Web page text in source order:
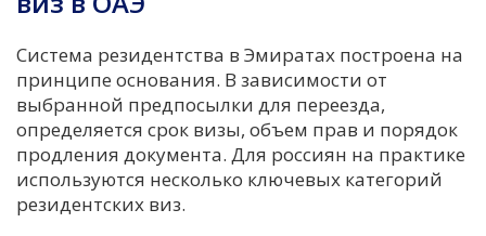
Система резидентства в Эмиратах построена на
принципе основания. В зависимости от
выбранной предпосылки для переезда,
определяется срок визы, объем прав и порядок
продления документа. Для россиян на практике
используются несколько ключевых категорий
резидентских виз.